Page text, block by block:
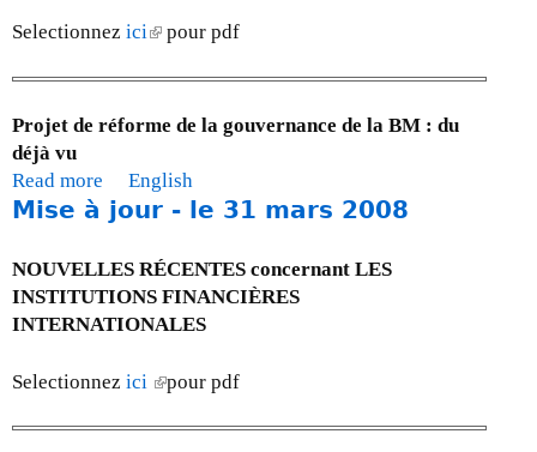
m
e
0
s
à
o
-
e
3
0
o
e
Selectionnez ici(
i
s
e
t
e
r
a
pour pdf
Projet de réforme de la gouvernance de la BM : du
déjà vu
Read more
b
u
t
M
s
à
English
Mise à jour - le 31 mars 2008
NOUVELLES RÉCENTES concernant LES
INSTITUTIONS FINANCIÈRES
INTERNATIONALES
Selectionnez ici (
i
pour pdf